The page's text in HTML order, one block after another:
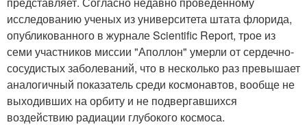
исследованию ученых из университета штата флорида,
опубликованного в журнале Scientific Report, трое из
семи участников миссии "Аполлон" умерли от сердечно-
сосудистых заболеваний, что в несколько раз превышает
аналогичный показатель среди космонавтов, вообще не
выходивших на орбиту и не подвергавшихся
воздействию радиации глубокого космоса.